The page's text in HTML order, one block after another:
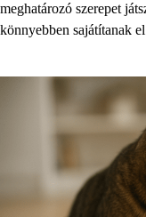
meghatározó szerepet
könnyebben sajátítanak